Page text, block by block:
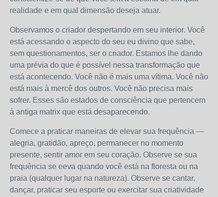
realidade e em qual dimensão deseja atuar.
Observamos o criador despertando em seu interior. Você
está acessando o aspecto do seu eu divino que sabe,
sem questionamentos, ser o criador. Estamos lhe dando
uma prévia do que é possível nessa transformação que
está acontecendo. Você não é mais uma vítima. Você não
está mais à mercê dos outros. Você não precisa mais
sofrer. Esses são estados de consciência que pertencem
à antiga matrix que está desaparecendo.
Comece a praticar maneiras de elevar sua frequência —
alegria, gratidão, apreço, permanecer no momento
presente, sentir amor em seu coração. Observe se sua
frequência se eeva quando você está na floresta ou na
praia (qualquer lugar na natureza). Observe se cantar,
dançar, praticar seu esporte ou exercitar sua criatividade